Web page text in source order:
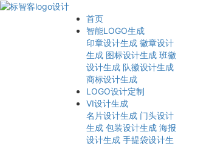
首页
智能LOGO生成
印章设计生成 徽章设计
生成 图标设计生成 班徽
设计生成 队徽设计生成
商标设计生成
LOGO设计定制
VI设计生成
名片设计生成 门头设计
生成 包装设计生成 海报
设计生成 手提袋设计生